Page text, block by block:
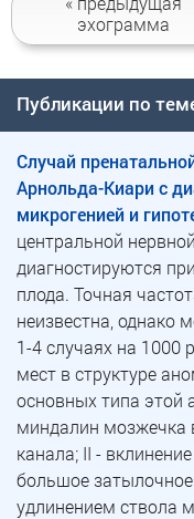
эхограмма
Публикации по
Случай
Арнольда-Киари с
микрогенией и
центральной
диагностируются
плода. Точная
неизвестна, однако
1-4 случаях на 1000
мест в структуре
основных типа этой
миндалин мозжечка
канала; II -
большое затылочное
удлинением ствола